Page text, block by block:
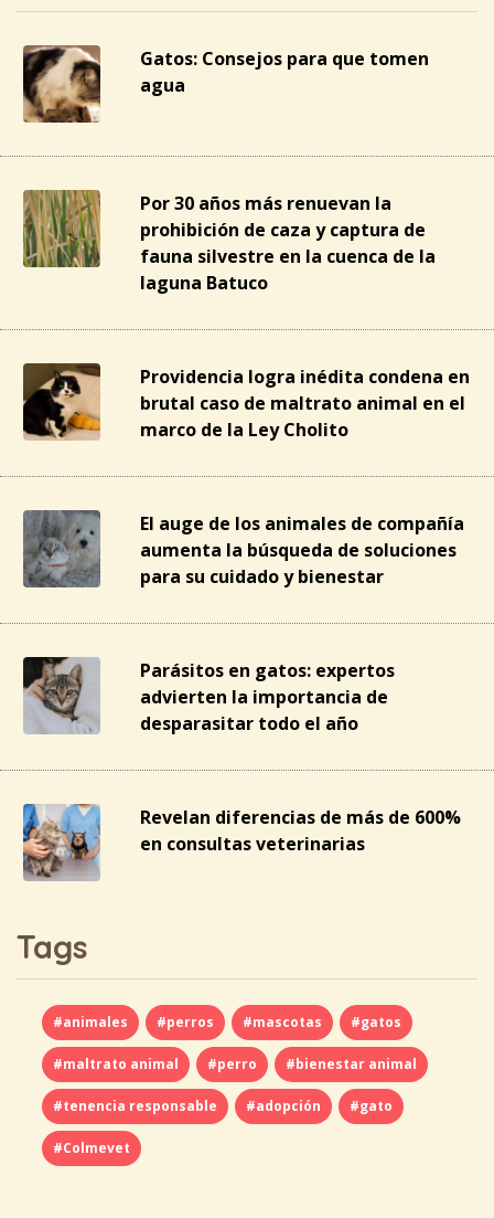
Gatos: Consejos para que tomen
agua
Por 30 años más renuevan la
prohibición de caza y captura de
fauna silvestre en la cuenca de la
laguna Batuco
Providencia logra inédita condena en
brutal caso de maltrato animal en el
marco de la Ley Cholito
El auge de los animales de compañía
aumenta la búsqueda de soluciones
para su cuidado y bienestar
Parásitos en gatos: expertos
advierten la importancia de
desparasitar todo el año
Revelan diferencias de más de 600%
en consultas veterinarias
Tags
#animales #perros #mascotas #gatos
#maltrato animal #perro #bienestar animal
#tenencia responsable #adopción #gato
#Colmevet